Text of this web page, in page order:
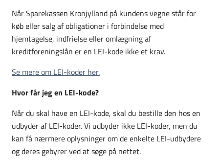
Når Sparekassen Kronjylland på kundens vegne står for
køb eller salg af obligationer i forbindelse med
hjemtagelse, indfrielse eller omlægning af
kreditforeningslån er en LEI-kode ikke et krav.
Se mere om LEI-koder her.
Hvor får jeg en LEI-kode?
Når du skal have en LEI-kode, skal du bestille den hos en
udbyder af LEI-koder. Vi udbyder ikke LEI-koder, men du
kan få nærmere oplysninger om de enkelte LEI-udbydere
og deres gebyrer ved at søge på nettet.